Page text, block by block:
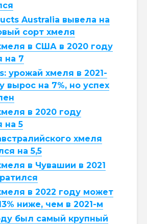
Australia вывела на
сорт хмеля
в США в 2020 году
на 7
урожай хмеля в 2021-
вырос на 7%, но успех
в 2020 году
на 5
хмеля
на 5,5
в Чувашии в 2021
в 2022 году может
ниже, чем в 2021-м
был самый крупный